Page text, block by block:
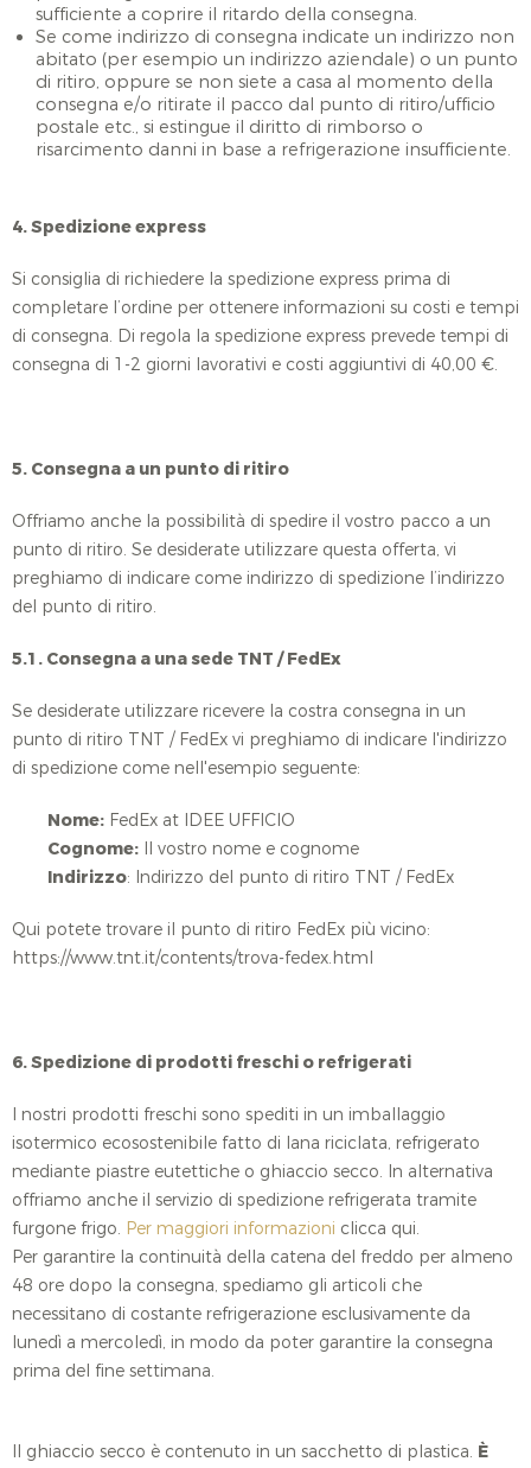
sufficiente a coprire il ritardo della consegna.
Se come indirizzo di consegna indicate un indirizzo non
abitato (per esempio un indirizzo aziendale) o un punto
di ritiro, oppure se non siete a casa al momento della
consegna e/o ritirate il pacco dal punto di ritiro/ufficio
postale etc., si estingue il diritto di rimborso o
risarcimento danni in base a refrigerazione insufficiente.
4. Spedizione express
Si consiglia di richiedere la spedizione express prima di
completare l’ordine per ottenere informazioni su costi e tempi
di consegna. Di regola la spedizione express prevede tempi di
consegna di 1-2 giorni lavorativi e costi aggiuntivi di 40,00 €.
5. Consegna a un punto di ritiro
Offriamo anche la possibilità di spedire il vostro pacco a un
punto di ritiro. Se desiderate utilizzare questa offerta, vi
preghiamo di indicare come indirizzo di spedizione l’indirizzo
del punto di ritiro.
5.1. Consegna a una sede TNT / FedEx
Se desiderate utilizzare ricevere la costra consegna in un
punto di ritiro TNT / FedEx vi preghiamo di indicare l'indirizzo
di spedizione come nell'esempio seguente:
Nome: FedEx at IDEE UFFICIO
Cognome: Il vostro nome e cognome
Indirizzo: Indirizzo del punto di ritiro TNT / FedEx
Qui potete trovare il punto di ritiro FedEx più vicino:
https://www.tnt.it/contents/trova-fedex.html
6. Spedizione di prodotti freschi o refrigerati
I nostri prodotti freschi sono spediti in un imballaggio
isotermico ecosostenibile fatto di lana riciclata, refrigerato
mediante piastre eutettiche o ghiaccio secco. In alternativa
offriamo anche il servizio di spedizione refrigerata tramite
furgone frigo. Per maggiori informazioni clicca qui.
Per garantire la continuità della catena del freddo per almeno
48 ore dopo la consegna, spediamo gli articoli che
necessitano di costante refrigerazione esclusivamente da
lunedì a mercoledì, in modo da poter garantire la consegna
prima del fine settimana.
Il ghiaccio secco è contenuto in un sacchetto di plastica. È